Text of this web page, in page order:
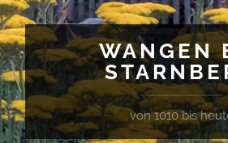
WANGEN
von 1010 bis